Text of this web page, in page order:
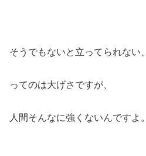
そうでもないと立ってられない、
ってのは大げさですが、
人間そんなに強くないんですよ。